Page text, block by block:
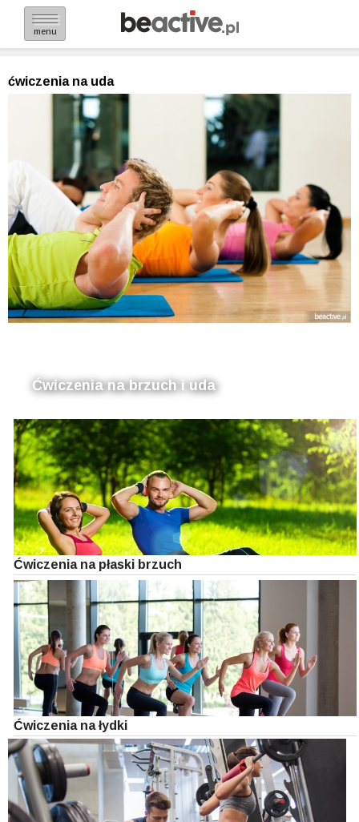
menu
ćwiczenia na uda
Ćwiczenia na brzuch i uda
Ćwiczenia na płaski brzuch
Ćwiczenia na łydki